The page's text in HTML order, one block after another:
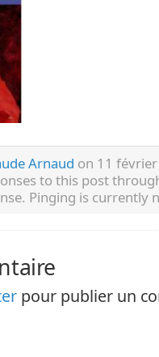
Arnaud on 11
to this post
Pinging is currently
pour publier un